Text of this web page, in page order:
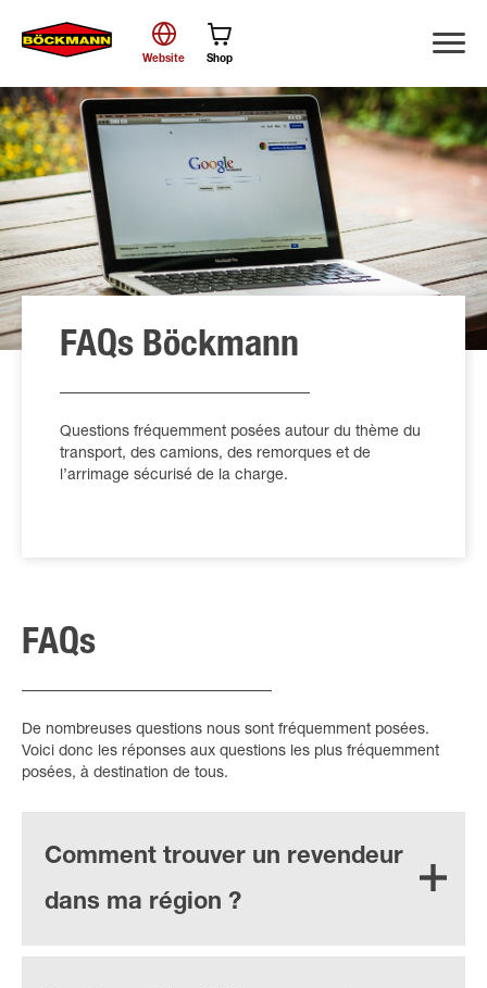
Chercher
Website Shop
FAQs Böckmann
Questions fréquemment posées autour du thème du
transport, des camions, des remorques et de
l’arrimage sécurisé de la charge.
FAQs
De nombreuses questions nous sont fréquemment posées.
Voici donc les réponses aux questions les plus fréquemment
posées, à destination de tous.
Comment trouver un revendeur
dans ma région ?